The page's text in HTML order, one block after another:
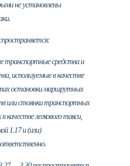
не установлены
средства и
используемые в качестве
остановки маршрутных
или стоянки транспортных
качестве легкового такси,
1.17 и (или)